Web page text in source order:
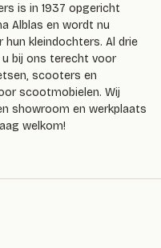
is in 1937 opgericht
Alblas en wordt nu
kleindochters. Al drie
bij ons terecht voor
scooters en
scootmobielen. Wij
showroom en werkplaats
welkom!